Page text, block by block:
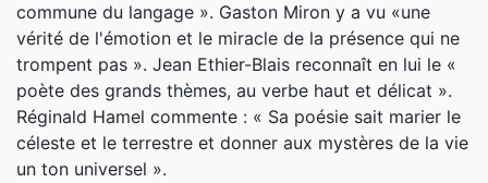
commune du langage ». Gaston Miron y a vu «une
vérité de l'émotion et le miracle de la présence qui ne
trompent pas ». Jean Ethier-Blais reconnaît en lui le «
poète des grands thèmes, au verbe haut et délicat ».
Réginald Hamel commente : « Sa poésie sait marier le
céleste et le terrestre et donner aux mystères de la vie
un ton universel ».